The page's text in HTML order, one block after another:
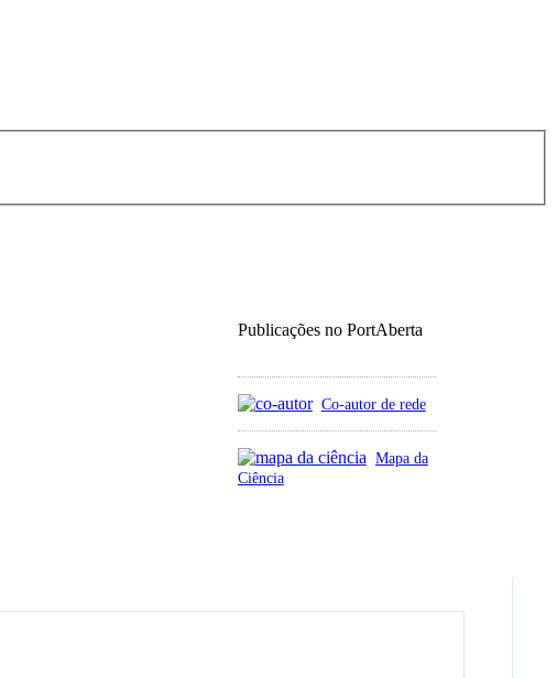
Publicações no PortAberta
Co-autor de rede
Mapa da
Ciência